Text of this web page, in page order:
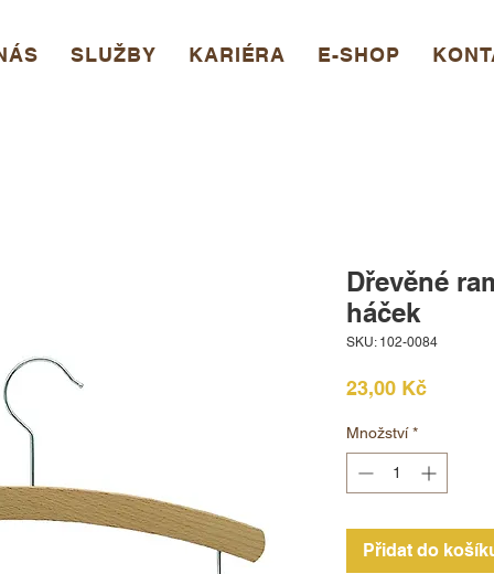
SLUŽBY KARIÉRA E-SHOP
Dřevěné
háček
SKU: 102-0084
23,00 KčCena
Množství *
Přidat do